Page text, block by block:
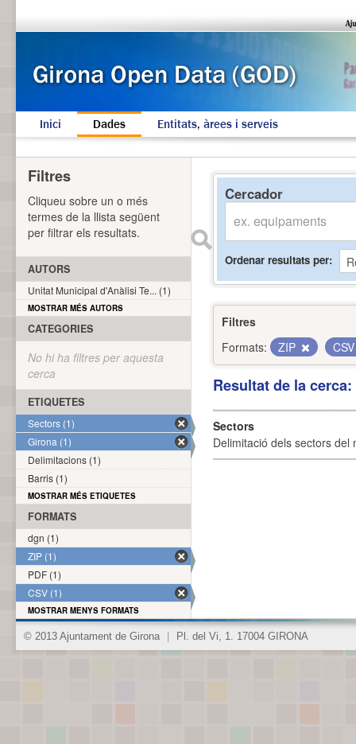
Inici Dades Entitats, àrees i serveis
Cercador
Ordenar resultats per
Filtres
Formats:
ZIP
Resultat de la
Sectors
Delimitació dels sectors del
Filtres
Cliqueu sobre un o més
termes de la llista següent
per filtrar els resultats.
AUTORS
Unitat Municipal d'Anàlisi Te... (1)
MOSTRAR MÉS AUTORS
CATEGORIES
No hi ha filtres per aquesta
cerca
ETIQUETES
Sectors (1)
Girona (1)
Delimitacions (1)
Barris (1)
MOSTRAR MÉS ETIQUETES
FORMATS
dgn (1)
ZIP (1)
PDF (1)
CSV (1)
MOSTRAR MENYS FORMATS
© 2013 Ajuntament de Girona Pl. del Vi, 1. 17004 GIRONA